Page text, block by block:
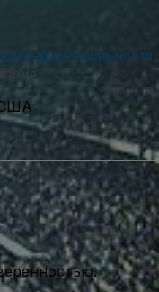
конфиденциальности
США